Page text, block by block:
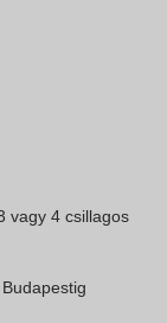
vagy 4 csillagos